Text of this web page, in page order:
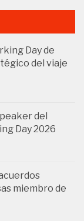
Day de
del viaje
del
Day 2026
miembro de